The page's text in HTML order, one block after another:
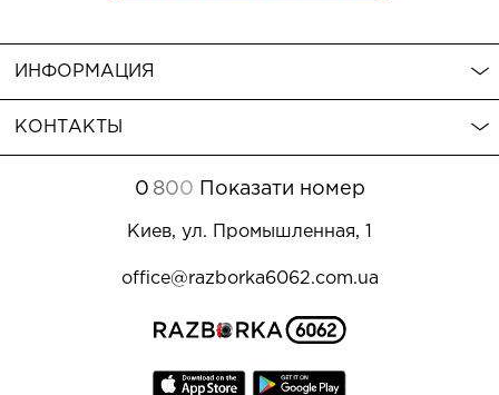
ИНФОРМАЦИЯ
КОНТАКТЫ
0 800 Показати номер
Киев, ул. Промышленная, 1
office@razborka6062.com.ua